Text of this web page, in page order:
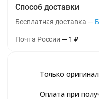
Способ доставки
Бесплатная доставка
Почта России 1 ₽
Только
Оплата при